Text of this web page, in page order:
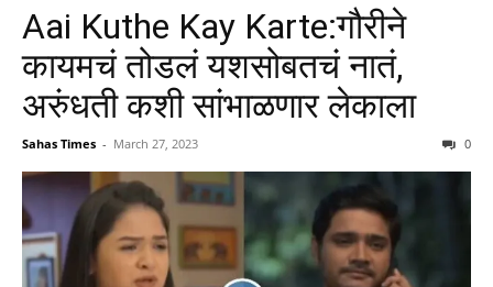
Aai Kuthe Kay Karte:गौरीने
कायमचं तोडलं यशसोबतचं नातं,
अरुंधती कशी सांभाळणार लेकाला
Sahas Times - March 27, 2023 0